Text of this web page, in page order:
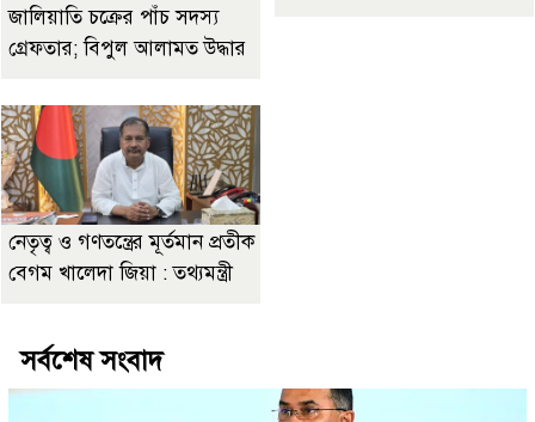
জালিয়াতি চক্রের পাঁচ সদস্য
গ্রেফতার; বিপুল আলামত উদ্ধার
নেতৃত্ব ও গণতন্ত্রের মূর্তমান প্রতীক
বেগম খালেদা জিয়া : তথ্যমন্ত্রী
সর্বশেষ সংবাদ